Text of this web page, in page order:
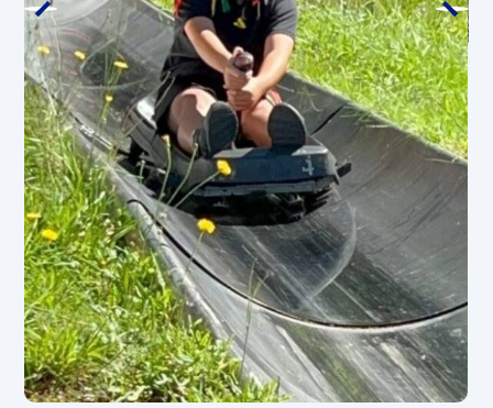
天狗熱氣球
時期
5月15日（週五）～10月20日（週二）
營業時間